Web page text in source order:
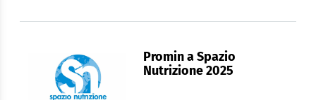
Promin a Spazio
Nutrizione 2025